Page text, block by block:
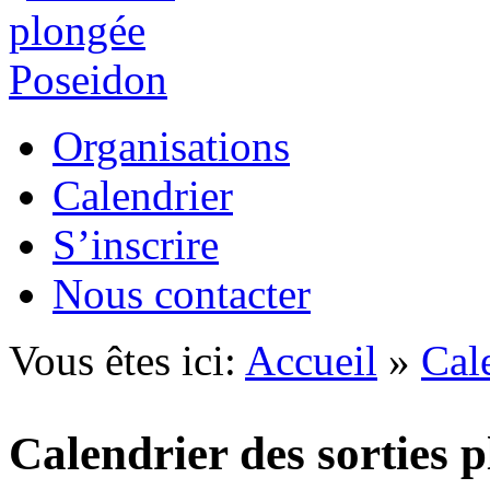
Organisations
Calendrier
S’inscrire
Nous contacter
Vous êtes ici: Accueil »
Calendrier des sorties